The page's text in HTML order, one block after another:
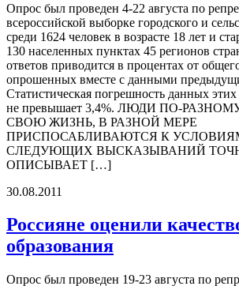
Опрос был проведен 4-22 августа по
всероссийской выборке городского и
среди 1624 человек в возрасте 18 лет и
130 населенных пунктах 45 регионов
ответов приводится в процентах от
опрошенных вместе с данными
Статистическая погрешность данных
не превышает 3,4%. ЛЮДИ ПО-
СВОЮ ЖИЗНЬ, В РАЗНОЙ МЕРЕ
ПРИСПОСАБЛИВАЮТСЯ К
СЛЕДУЮЩИХ ВЫСКАЗЫВАНИЙ
ОПИСЫВАЕТ […]
30.08.2011
Россияне оценили
образования
Опрос был проведен 19-23 августа по